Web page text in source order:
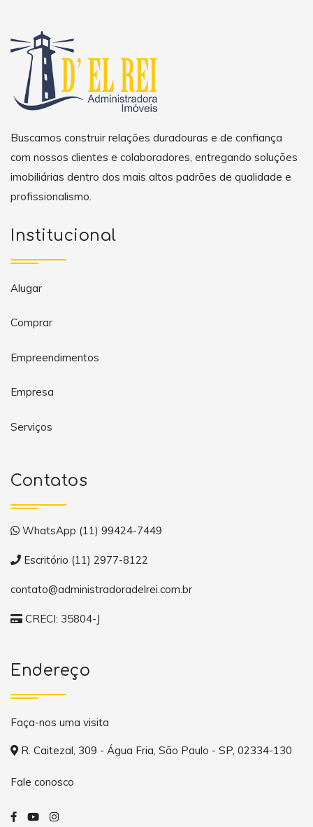
Buscamos construir relações duradouras e de confiança
com nossos clientes e colaboradores, entregando soluções
imobiliárias dentro dos mais altos padrões de qualidade e
profissionalismo.
Institucional
Alugar
Comprar
Empreendimentos
Empresa
Serviços
Contatos
WhatsApp (11) 99424-7449
Escritório (11) 2977-8122
contato@administradoradelrei.com.br
CRECI: 35804-J
Endereço
Faça-nos uma visita
R. Caitezal, 309 - Água Fria, São Paulo - SP, 02334-130
Fale conosco